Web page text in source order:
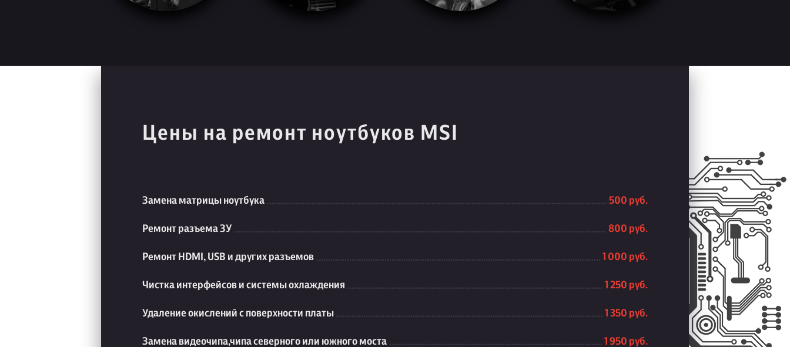
Цены на ремонт ноутбуков MSI
Замена матрицы ноутбука 500 руб.
Ремонт разъема ЗУ 800 руб.
Ремонт HDMI, USB и других разъемов 1 000 руб.
Чистка интерфейсов и системы охлаждения 1 250 руб.
Удаление окислений с поверхности платы 1 350 руб.
Замена видеочипа,чипа северного или южного моста 1 950 руб.